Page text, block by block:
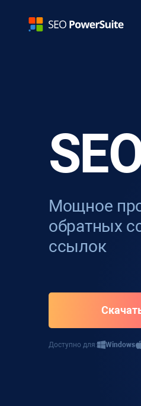
Мощное
обратных
ссылок
Доступно для: Windows